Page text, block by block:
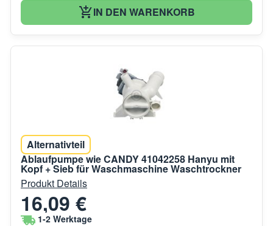
IN DEN WARENKORB
Alternativteil
Ablaufpumpe wie CANDY 41042258 Hanyu mit
Kopf + Sieb für Waschmaschine Waschtrockner
Produkt Details
16,09 €
1-2 Werktage